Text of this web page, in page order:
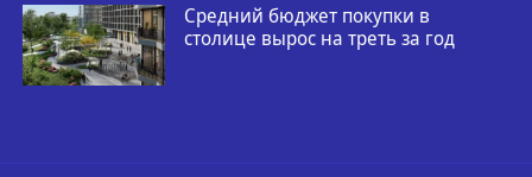
Средний бюджет покупки в
столице вырос на треть за год